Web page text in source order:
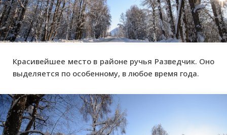
Красивейшее место в районе ручья Разведчик. Оно
выделяется по особенному, в любое время года.